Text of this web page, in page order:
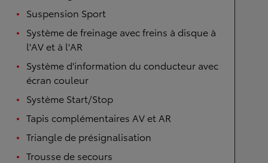
Suspension Sport
Système de freinage avec freins à disque à
l'AV et à l'AR
Système d'information du conducteur avec
écran couleur
Système Start/Stop
Tapis complémentaires AV et AR
Triangle de présignalisation
Trousse de secours